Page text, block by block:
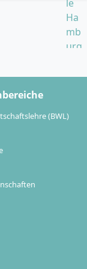
(BWL)